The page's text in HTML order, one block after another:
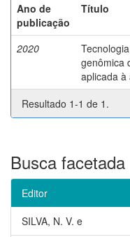
Ano de
publicação
Título
2020
genômica
aplicada à
Resultado 1-1 de 1.
Busca facetada
Editor
SILVA, N. V. e